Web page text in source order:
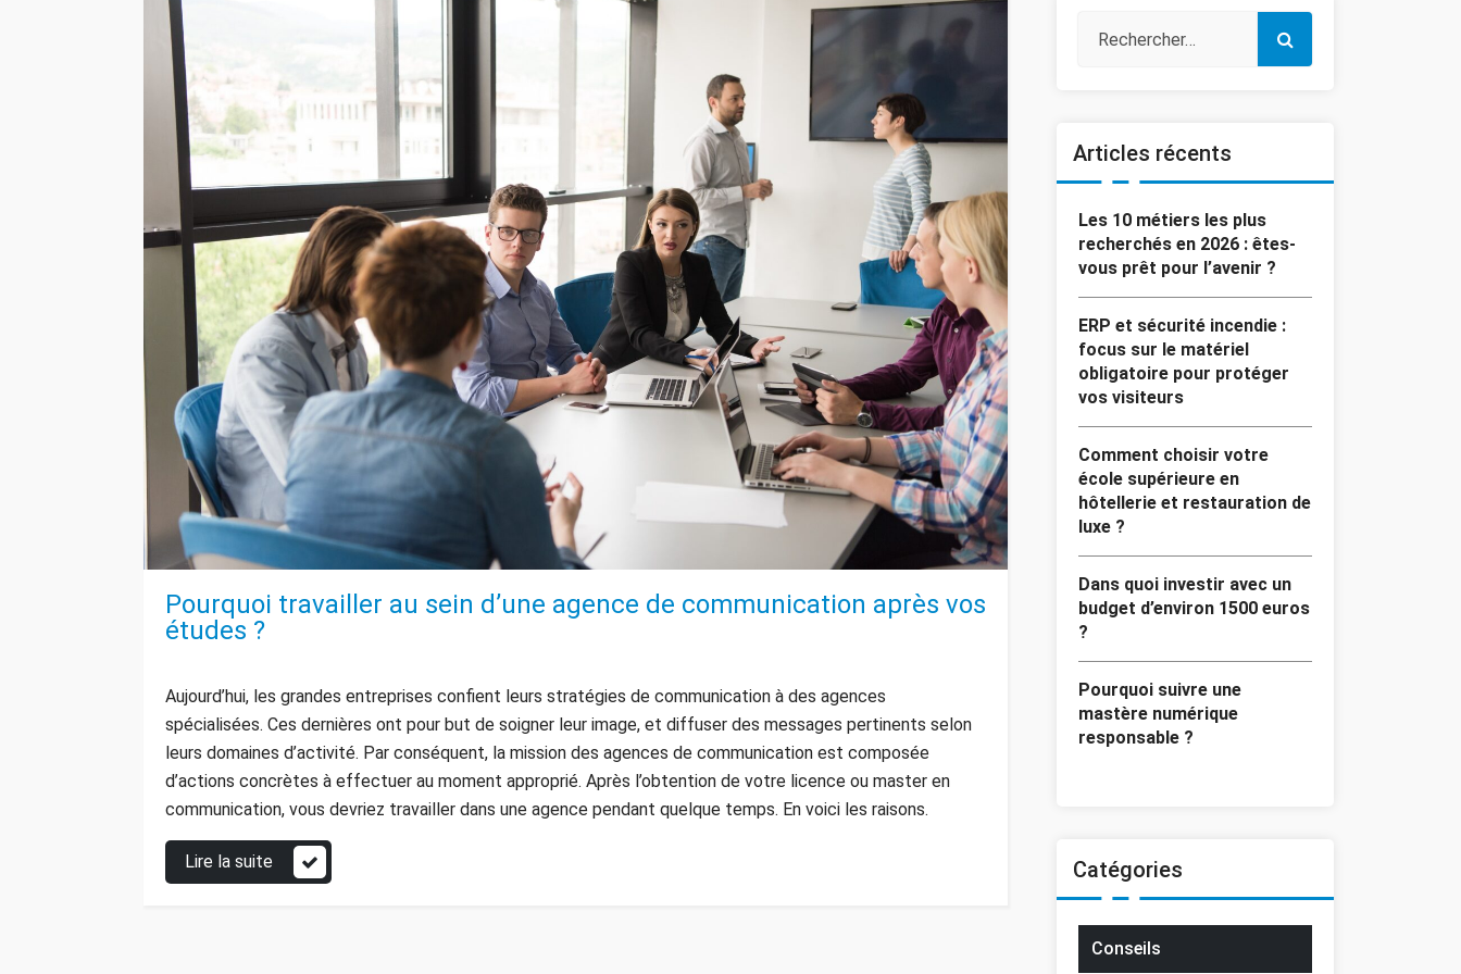
Pourquoi travailler au sein d’une agence de communication après vos
études ?
Aujourd’hui, les grandes entreprises confient leurs stratégies de communication à des agences
spécialisées. Ces dernières ont pour but de soigner leur image, et diffuser des messages pertinents selon
leurs domaines d’activité. Par conséquent, la mission des agences de communication est composée
d’actions concrètes à effectuer au moment approprié. Après l’obtention de votre licence ou master en
communication, vous devriez travailler dans une agence pendant quelque temps. En voici les raisons.
Lire la suite
Articles récents
Les 10 métiers les plus
recherchés en 2026 : êtes-
vous prêt pour l’avenir ?
ERP et sécurité incendie :
focus sur le matériel
obligatoire pour protéger
vos visiteurs
Comment choisir votre
école supérieure en
hôtellerie et restauration de
luxe ?
Dans quoi investir avec un
budget d’environ 1500 euros
?
Pourquoi suivre une
mastère numérique
responsable ?
Catégories
Conseils